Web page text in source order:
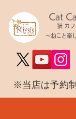
Cat
猫 カフ
～ねこと楽
​※当店は予約